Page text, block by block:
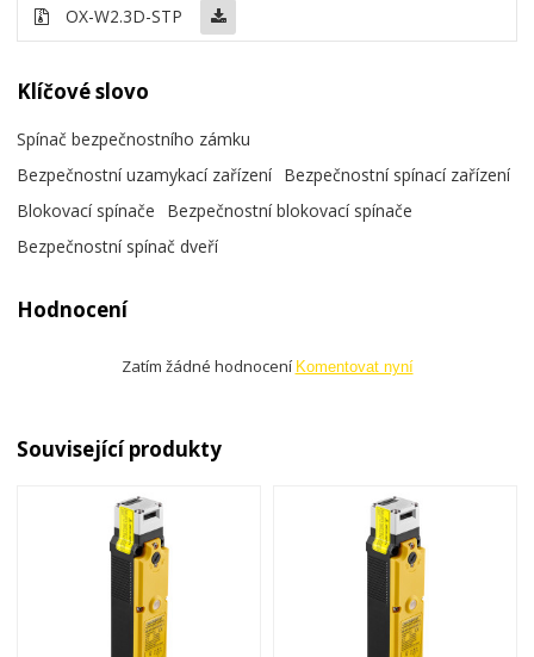
OX-W2.3D-STP
Klíčové slovo
Spínač bezpečnostního zámku
Bezpečnostní uzamykací zařízení Bezpečnostní spínací zařízení
Blokovací spínače
Bezpečnostní blokovací spínače
Bezpečnostní spínač dveří
Hodnocení
Zatím žádné hodnocení Komentovat nyní
Související produkty